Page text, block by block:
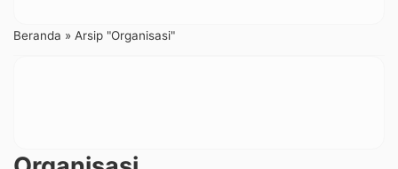
Beranda » Arsip "Organisasi"